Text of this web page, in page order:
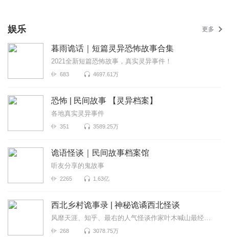
娱乐 更多
暮雨诡话｜短篇灵异恐怖故事合集
2021全新短篇恐怖故事，真实灵异事件！
683 4697.61万
恐怖 | 民间故事 【灵异档案】
各地真实灵异事件
351 3589.25万
诡语怪谈｜民间故事档案馆
听友分享的鬼故事
2265 1.63亿
西北乡村诡事录 | 神秘诡谲西北怪谈
风靡天涯、知乎、最右的人气怪谈作家叶木喊山最经典的民间传说《西北乡村诡事录》...
268 3078.75万